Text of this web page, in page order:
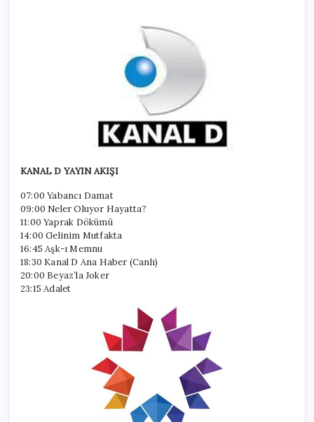
KANAL D YAYIN AKIŞI
07:00 Yabancı Damat
09:00 Neler Oluyor Hayatta?
11:00 Yaprak Dökümü
14:00 Gelinim Mutfakta
16:45 Aşk-ı Memnu
18:30 Kanal D Ana Haber (Canlı)
20:00 Beyaz’la Joker
23:15 Adalet